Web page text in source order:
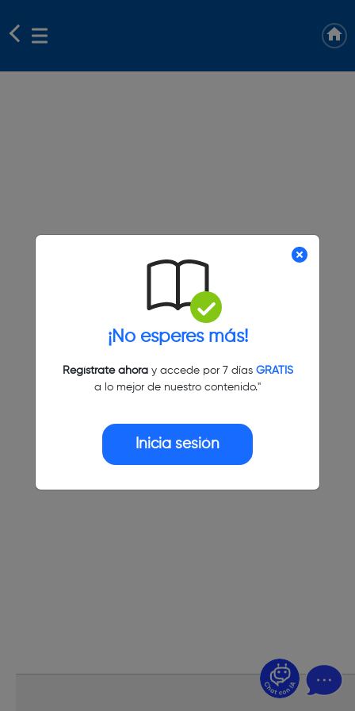
¡No esperes más!
Regístrate ahoray accede por 7 días GRATIS
a lo mejor de nuestro contenido."
Inicia sesión